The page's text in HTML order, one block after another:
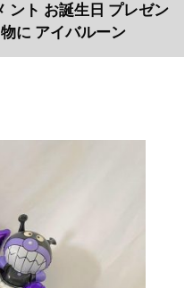
ント お誕生日 プレゼン
に アイバルーン